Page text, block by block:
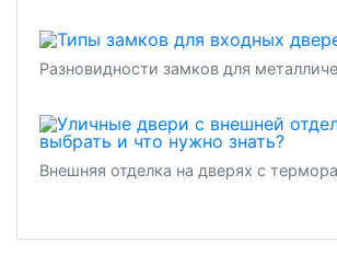
Разновидности замков для
Внешняя отделка на дверях с